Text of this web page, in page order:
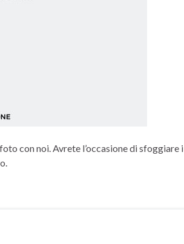
con noi. Avrete l’occasione di sfoggiare i